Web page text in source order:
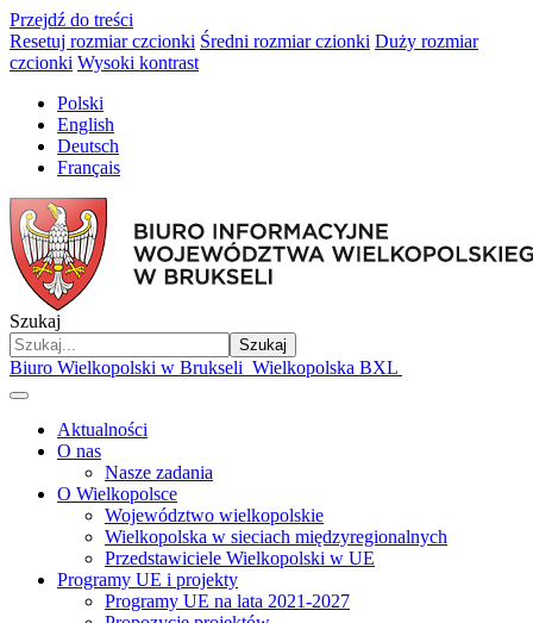
Przejdź do treści
Resetuj rozmiar czcionki Średni rozmiar czionki Duży rozmiar
czcionki Wysoki kontrast
Polski
English
Deutsch
Français
Szukaj
Szukaj
Biuro Wielkopolski w Brukseli Wielkopolska BXL
Aktualności
O nas
Nasze zadania
O Wielkopolsce
Województwo wielkopolskie
Wielkopolska w sieciach międzyregionalnych
Przedstawiciele Wielkopolski w UE
Programy UE i projekty
Programy UE na lata 2021-2027